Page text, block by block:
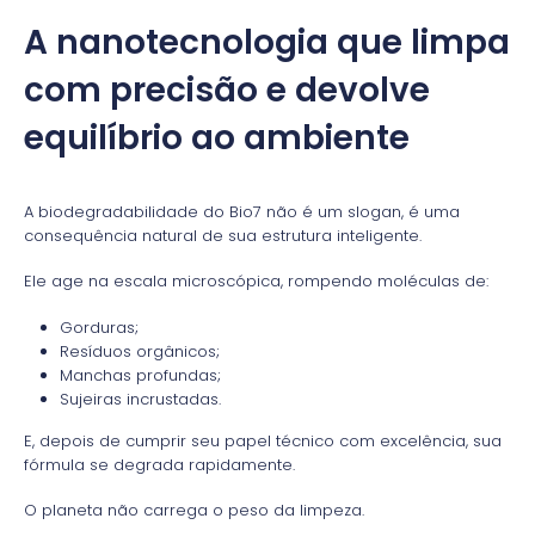
A nanotecnologia que limpa
com precisão e devolve
equilíbrio ao ambiente
A biodegradabilidade do Bio7 não é um slogan, é uma
consequência natural de sua estrutura inteligente.
Ele age na escala microscópica, rompendo moléculas de:
Gorduras;
Resíduos orgânicos;
Manchas profundas;
Sujeiras incrustadas.
E, depois de cumprir seu papel técnico com excelência, sua
fórmula se degrada rapidamente.
O planeta não carrega o peso da limpeza.